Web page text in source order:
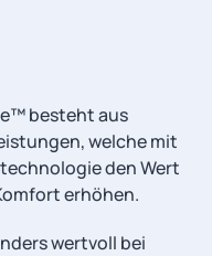
besteht aus
welche mit
den Wert
erhöhen.
wertvoll bei